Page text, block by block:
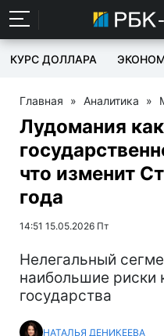
КУРС ДОЛЛАРА
Главная » Аналитика »
Лудомания
что изменит
года
14:51 15.05.2026 Пт
Нелегальный
наибольшие риски
государства
НАТАЛЬЯ ДЕНИКЕЕВА